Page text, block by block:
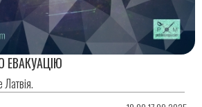
ЕВАКУАЦІЮ
Латвія.